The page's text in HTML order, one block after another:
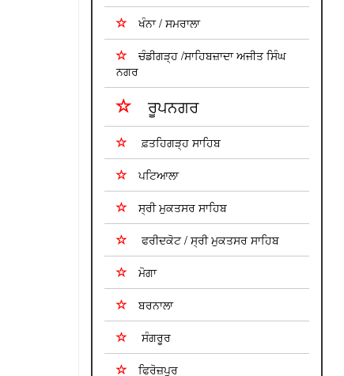
ਖੰਨਾ / ਸਮਰਾਲਾ
ਚੰਡੀਗੜ੍ਹ /ਸਾਹਿਬਜ਼ਾਦਾ ਅਜੀਤ ਸਿੰਘ
ਨਗਰ
ਰੂਪਨਗਰ
ਫ਼ਤਹਿਗੜ੍ਹ ਸਾਹਿਬ
ਪਟਿਆਲਾ
ਸ੍ਰੀ ਮੁਕਤਸਰ ਸਾਹਿਬ
ਫਰੀਦਕੋਟ / ਸ੍ਰੀ ਮੁਕਤਸਰ ਸਾਹਿਬ
ਮੋਗਾ
ਬਰਨਾਲਾ
ਸੰਗਰੂਰ
ਫਿਰੋਜ਼ਪੁਰ